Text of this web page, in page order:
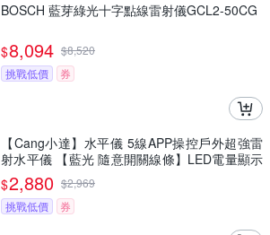
BOSCH 藍芽綠光十字點線雷射儀GCL2-50CG
$8,094 $8,520
挑戰低價
券
【Cang小達】水平儀 5線APP操控戶外超強雷
射水平儀 【藍光 隨意開關線條】LED電量顯示
自動調平打斜線
$2,880 $2,969
挑戰低價
券